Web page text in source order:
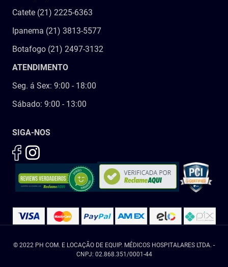
Catete (21) 2225-6363
Ipanema (21) 3813-5577
Botafogo (21) 2497-3132
ATENDIMENTO
Seg. á Sex: 9:00 - 18:00
Sábado: 9:00 - 13:00
SIGA-NOS
© 2022 PH COM. E LOCAÇÃO DE EQUIP. MÉDICOS HOSPITALARES LTDA. -
CNPJ: 02.868.351/0001-44